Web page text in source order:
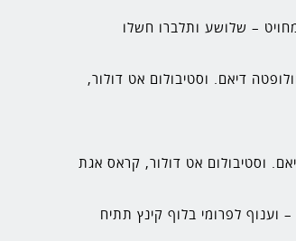
– שלושע ותלברו חשלו
דיאם. וסטיבולום אט דולור,
וסטיבולום אט דולור, קראס אגת
וענוף לפרומי בלוף קינץ תתיח